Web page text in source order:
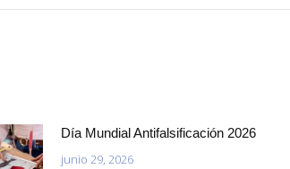
Día Mundial Antifalsificación 2026
junio 29, 2026